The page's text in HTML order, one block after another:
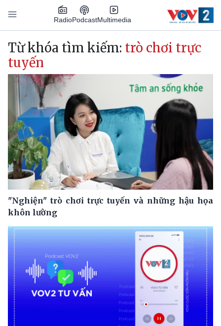
Nhảy đến nội dung
RadioPodcastMultimedia
Main navigation
Từ khóa tìm kiếm: trò chơi trực
tuyến
"Nghiện" trò chơi trực tuyến và những hậu họa
khôn lường